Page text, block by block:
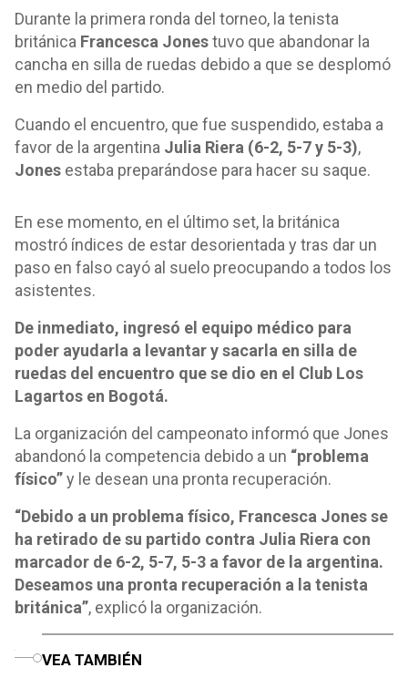
Durante la primera ronda del torneo, la tenista
británica Francesca Jonestuvo que abandonar la
cancha en silla de ruedas debido a que se desplomó
en medio del partido.
Cuando el encuentro, que fue suspendido, estaba a
favor de la argentina Julia Riera (6-2, 5-7 y 5-3),
Jones estaba preparándose para hacer su saque.
En ese momento, en el último set, la británica
mostró índices de estar desorientada y tras dar un
paso en falso cayó al suelo preocupando a todos los
asistentes.
De inmediato, ingresó el equipo médico para
poder ayudarla a levantar y sacarla en silla de
ruedas del encuentro que se dio en el Club Los
Lagartos en Bogotá.
La organización del campeonato informó que Jones
abandonó la competencia debido a un “problema
físico”y le desean una pronta recuperación.
“Debido a un problema físico, Francesca Jones se
ha retirado de su partido contra Julia Riera con
marcador de 6-2, 5-7, 5-3 a favor de la argentina.
Deseamos una pronta recuperación a la tenista
británica”, explicó la organización.
VEA TAMBIÉN